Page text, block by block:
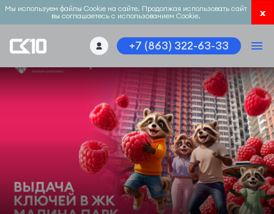
Мы используем файлы Cookie на сайте. Продолжая использовать сайт
вы соглашаетесь с использованием Cookie.
x
+7 (863) 322-63-33